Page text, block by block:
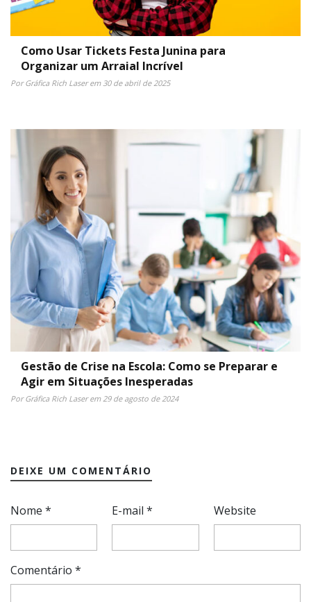
Como Usar Tickets Festa Junina para
Organizar um Arraial Incrível
Por Gráfica Rich Laser em 30 de abril de 2025
Gestão de Crise na Escola: Como se Preparar e
Agir em Situações Inesperadas
Por Gráfica Rich Laser em 29 de agosto de 2024
DEIXE UM COMENTÁRIO
Nome * E-mail* Website
Comentário *